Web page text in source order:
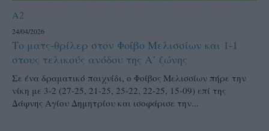
A2
24/04/2026
Το ματς-θρίλερ στον Φοίβο Μελισσίων και 1-1
στους τελικούς ανόδου της Α’ ζώνης
Σε ένα δραματικό παιχνίδι, ο Φοίβος Μελισσίων πήρε την
νίκη με 3-2 (27-25, 21-25, 25-22, 22-25, 15-09) επί της
Δάφνης Αγίου Δημητρίου και ισοφάρισε την...